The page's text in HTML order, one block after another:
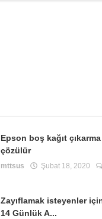
Epson boş kağıt
çözülür
mttsus Şubat 18, 2020
Zayıflamak isteyenler
14 Günlük A...